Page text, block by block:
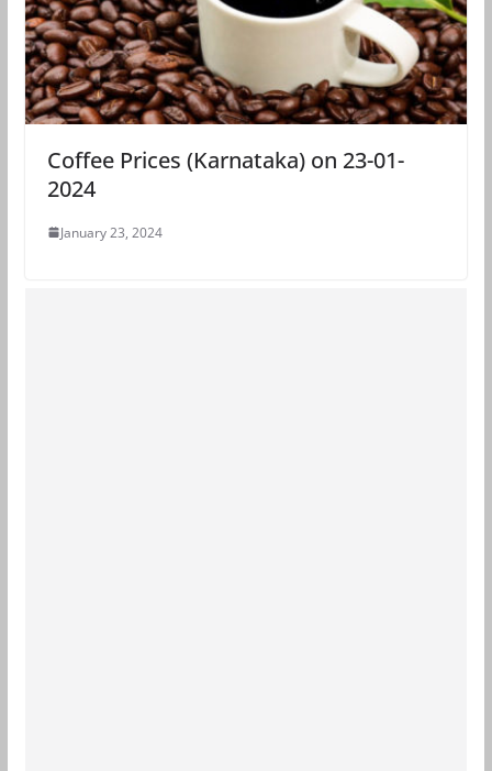
Coffee Prices (Karnataka) on 23-01-
2024
January 23, 2024